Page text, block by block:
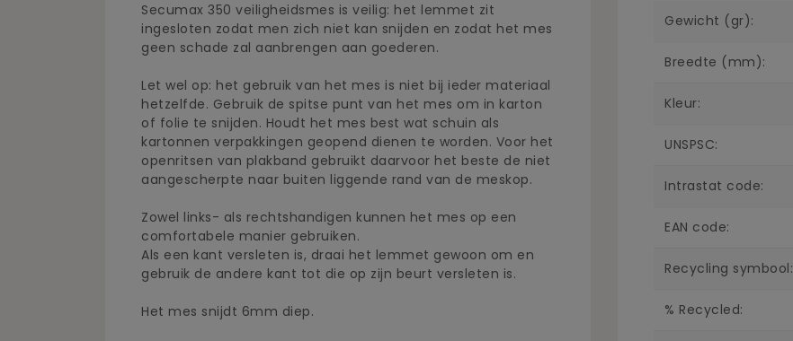
Secumax 350 veiligheidsmes is veilig: het lemmet zit
ingesloten zodat men zich niet kan snijden en zodat het mes
geen schade zal aanbrengen aan goederen.
Let wel op: het gebruik van het mes is niet bij ieder materiaal
hetzelfde. Gebruik de spitse punt van het mes om in karton
of folie te snijden. Houdt het mes best wat schuin als
kartonnen verpakkingen geopend dienen te worden. Voor het
openritsen van plakband gebruikt daarvoor het beste de niet
aangescherpte naar buiten liggende rand van de meskop.
Zowel links- als rechtshandigen kunnen het mes op een
comfortabele manier gebruiken.
Als een kant versleten is, draai het lemmet gewoon om en
gebruik de andere kant tot die op zijn beurt versleten is.
Het mes snijdt 6mm diep.
Gewicht (gr):
Breedte (mm):
Kleur:
UNSPSC:
Intrastat code:
EAN code:
Recycling symbool:
% Recycled: